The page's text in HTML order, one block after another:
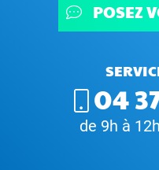
POSEZ
04
de 9h à